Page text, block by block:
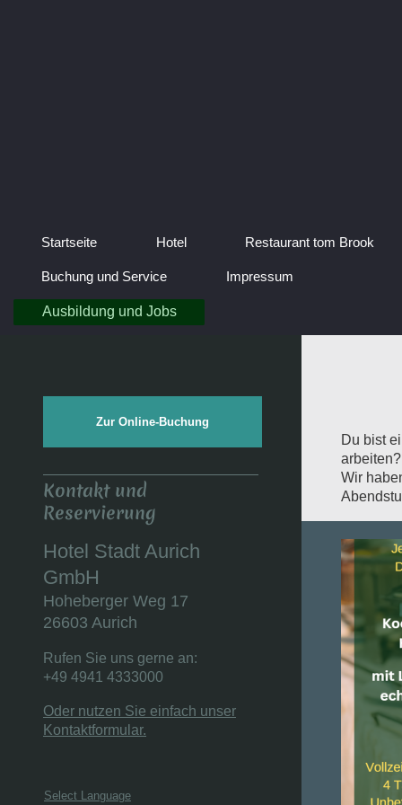
Startseite Hotel Restaurant tom Brook
Buchung und Service Impressum
Ausbildung und Jobs
Du bist
Wir
Zur Online-Buchung
Kontakt und
Reservierung
Hotel Stadt Aurich
GmbH
Hoheberger Weg 17
26603 Aurich
Rufen Sie uns gerne an:
+49 4941 4333000
Oder nutzen Sie einfach unser
Kontaktformular.
Select Language